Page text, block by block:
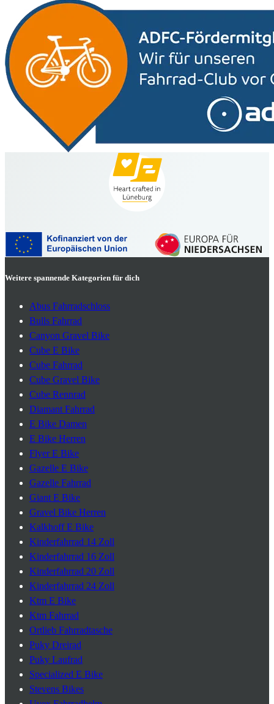
Weitere spannende Kategorien für dich
Abus Fahrradschloss
Bulls Fahrrad
Canyon Gravel Bike
Cube E Bike
Cube Fahrrad
Cube Gravel Bike
Cube Rennrad
Diamant Fahrrad
E Bike Damen
E Bike Herren
Flyer E Bike
Gazelle E Bike
Gazelle Fahrrad
Giant E Bike
Gravel Bike Herren
Kalkhoff E Bike
Kinderfahrrad 14 Zoll
Kinderfahrrad 16 Zoll
Kinderfahrrad 20 Zoll
Kinderfahrrad 24 Zoll
Ktm E Bike
Ktm Fahrrad
Ortlieb Fahrradtasche
Puky Dreirad
Puky Laufrad
Specialized E Bike
Stevens Bikes